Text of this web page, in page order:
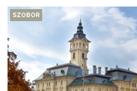
SZOBOR